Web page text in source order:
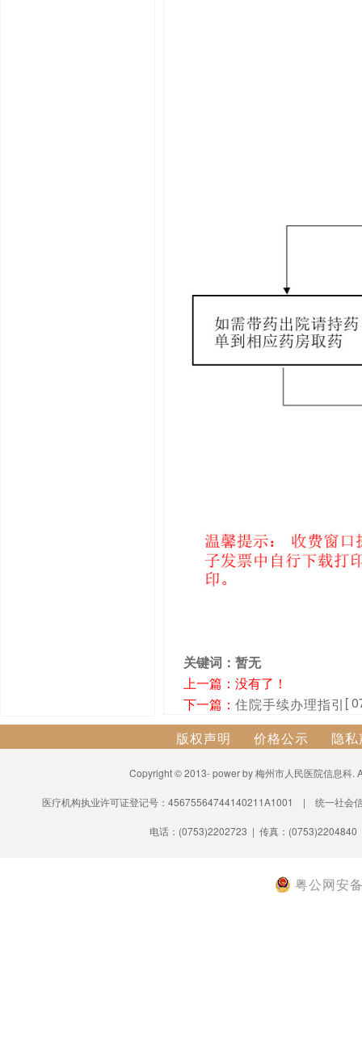
关键词：暂无
上一篇：没有了！
下一篇： 住院手续办理指引 [
版权声明
价格公示 隐
Copyright © 2013- power by 梅州市人民医院信息科
医疗机构执业许可证登记号：45675564744140211A1001 | 统一社会
电话：(0753)2202723 | 传真：
粤公网安